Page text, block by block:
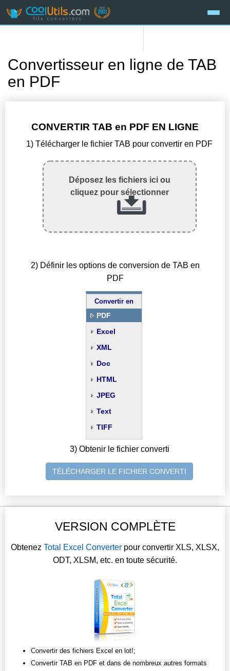
Convertisseur en ligne de TAB
en PDF
CONVERTIR TAB en PDF EN LIGNE
1) Télécharger le fichier TAB pour convertir en PDF
Déposez les fichiers ici ou
cliquez pour sélectionner
2) Définir les options de conversion de TAB en
PDF
Convertir en
PDF
Excel
XML
Doc
HTML
JPEG
Text
TIFF
3) Obtenir le fichier converti
TÉLÉCHARGER LE FICHIER CONVERTI
VERSION COMPLÈTE
Obtenez Total Excel Converter pour convertir XLS, XLSX,
ODT, XLSM, etc. en toute sécurité.
Convertir des fichiers Excel en lot!;
Convertir TAB en PDF et dans de nombreux autres formats